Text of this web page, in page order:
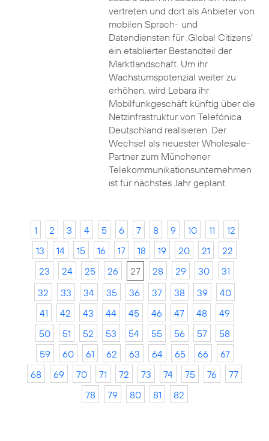
vertreten und dort als Anbieter von
mobilen Sprach- und
Datendiensten für ‚Global Citizens‘
ein etablierter Bestandteil der
Marktlandschaft. Um ihr
Wachstumspotenzial weiter zu
erhöhen, wird Lebara ihr
Mobilfunkgeschäft künftig über die
Netzinfrastruktur von Telefónica
Deutschland realisieren. Der
Wechsel als neuester Wholesale-
Partner zum Münchener
Telekommunikationsunternehmen
ist für nächstes Jahr geplant.
1 2 3 4 5 6 7 8 9 10 11
12
13
14 15 16 17 18 19 20 21
22
23
24 25 26 27 28 29 30
31
32
33 34 35 36 37 38 39
40
41
42 43 44 45 46 47 48
49
50
51 52 53 54 55 56 57
58
59
60 61 62 63 64 65 66
67
68
69 70 71 72 73 74 75 76
77
78
79 80 81 82